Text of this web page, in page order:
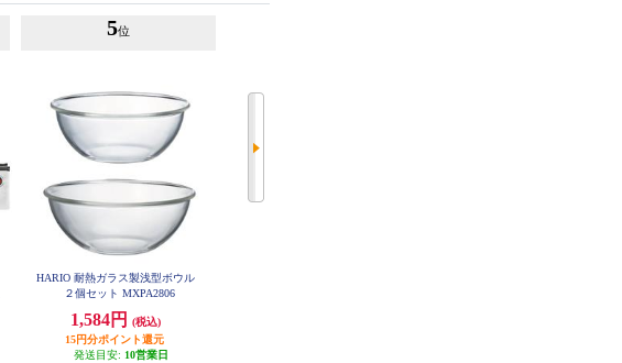
5位
HARIO 耐熱ガラス製浅型ボウル
２個セット MXPA2806
1,584円
(税込)
15円分ポイント還元
発送目安: 10営業日